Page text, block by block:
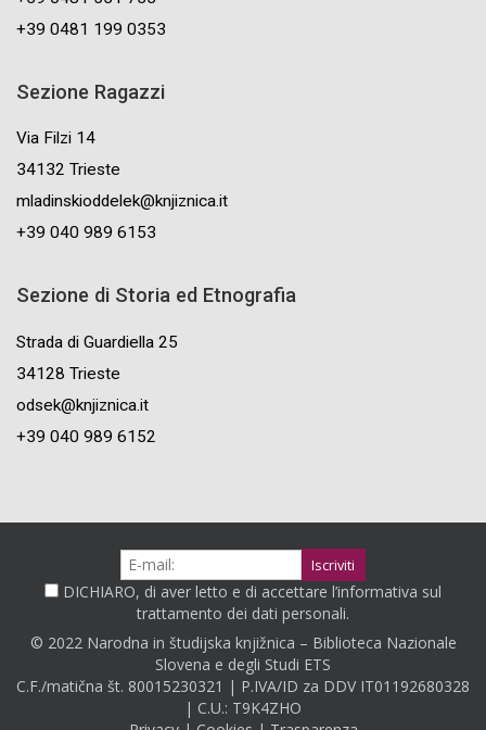
+39 0481 199 0353
Sezione Ragazzi
Via Filzi 14
34132 Trieste
mladinskioddelek@knjiznica.it
+39 040 989 6153
Sezione di Storia ed Etnografia
Strada di Guardiella 25
34128 Trieste
odsek@knjiznica.it
+39 040 989 6152
DICHIARO, di aver letto e di accettare l’informativa sul
trattamento dei dati personali.
© 2022 Narodna in študijska knjižnica – Biblioteca Nazionale
Slovena e degli Studi ETS
C.F./matična št. 80015230321 | P.IVA/ID za DDV IT01192680328
| C.U.: T9K4ZHO